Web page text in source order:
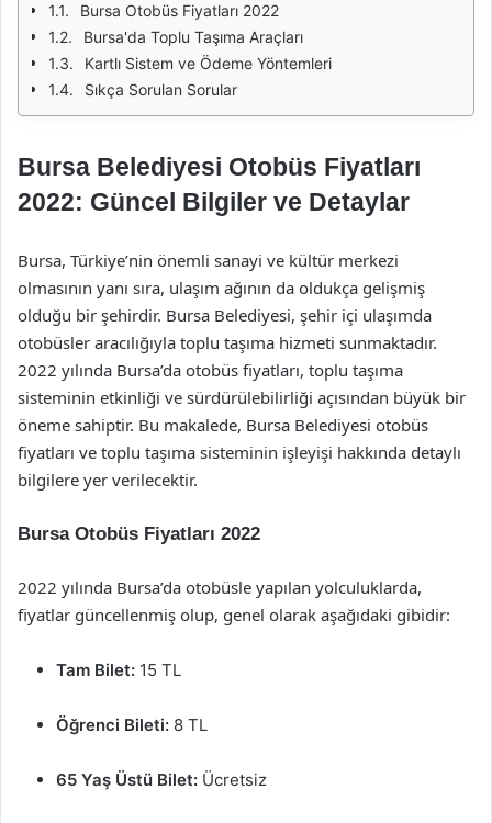
Bursa Otobüs Fiyatları 2022
Bursa'da Toplu Taşıma Araçları
Kartlı Sistem ve Ödeme Yöntemleri
Sıkça Sorulan Sorular
Bursa Belediyesi Otobüs Fiyatları
2022: Güncel Bilgiler ve Detaylar
Bursa, Türkiye’nin önemli sanayi ve kültür merkezi
olmasının yanı sıra, ulaşım ağının da oldukça gelişmiş
olduğu bir şehirdir. Bursa Belediyesi, şehir içi ulaşımda
otobüsler aracılığıyla toplu taşıma hizmeti sunmaktadır.
2022 yılında Bursa’da otobüs fiyatları, toplu taşıma
sisteminin etkinliği ve sürdürülebilirliği açısından büyük bir
öneme sahiptir. Bu makalede, Bursa Belediyesi otobüs
fiyatları ve toplu taşıma sisteminin işleyişi hakkında detaylı
bilgilere yer verilecektir.
Bursa Otobüs Fiyatları 2022
2022 yılında Bursa’da otobüsle yapılan yolculuklarda,
fiyatlar güncellenmiş olup, genel olarak aşağıdaki gibidir:
Tam Bilet: 15 TL
Öğrenci Bileti: 8 TL
65 Yaş Üstü Bilet: Ücretsiz